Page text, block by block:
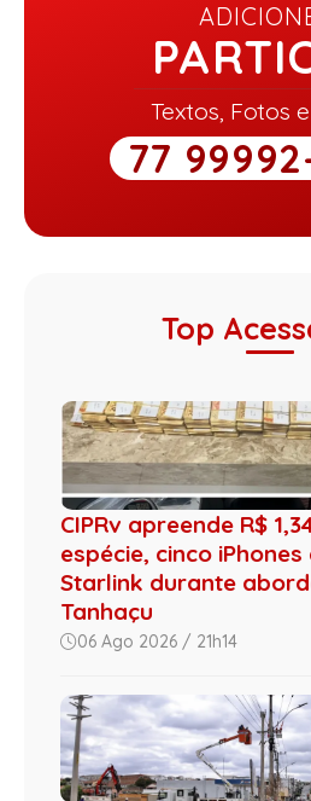
Textos, Fotos
77
Top
CIPRv apreende R$
espécie, cinco
Starlink durante
Tanhaçu
06 Ago 2026 / 21h14